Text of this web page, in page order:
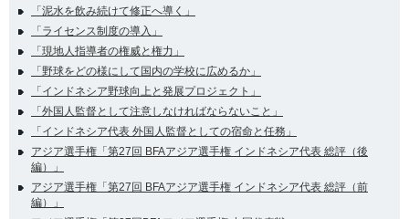
「泥水を飲み続けて修正へ導く」
「ライセンス制度の導入」
「現地人指導者の権威と権力」
「野球をどの様にして国内の学校に広めるか」
「インドネシア野球向上と発展プロジェクト」
「外国人監督として注意しなければならないこと」
「インドネシア代表 外国人監督としての宿命と任務」
アジア選手権「第27回 BFAアジア選手権 インドネシア代表 総評（後
編）」
アジア選手権「第27回 BFAアジア選手権 インドネシア代表 総評（前
編）」